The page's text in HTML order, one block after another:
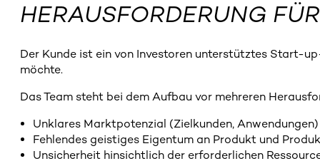
HERAUSFORDERUNG
Der Kunde ist ein von Investoren unterstütztes Start-
möchte.
Das Team steht bei dem Aufbau vor mehreren
Unklares Marktpotenzial (Zielkunden, Anwendungen)
Fehlendes geistiges Eigentum an Produkt und
Unsicherheit hinsichtlich der erforderlichen